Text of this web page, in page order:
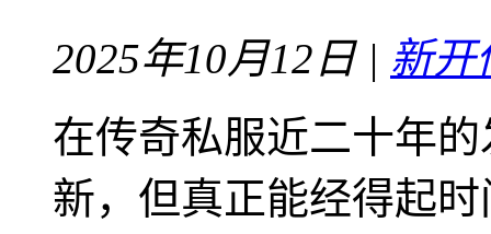
2025年10月12日 | 新开
在传奇私服近二十年
新，但真正能经得起